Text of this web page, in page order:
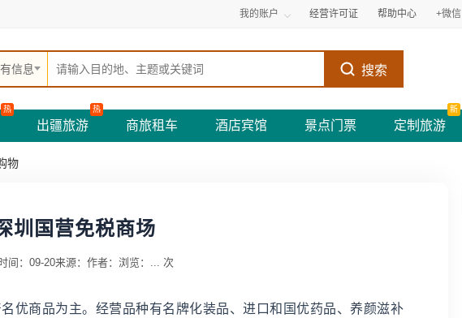
我的账户 经营许可证 帮助中心 +微信
信息 搜索
热
出疆旅游
热
商旅租车 酒店宾馆 景点门票 定制旅游
新
物
圳国营免税商场
间：09-20来源： 作者： 浏览： ... 次
优商品为主。经营品种有名牌化装品、进口和国优药品、养颜滋补